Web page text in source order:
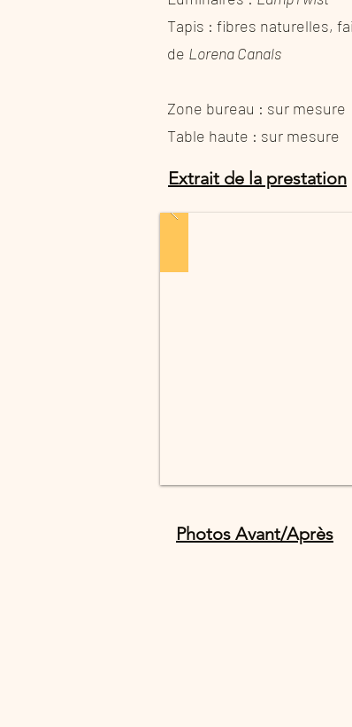
Tapis : fibres naturelles,
de Lorena Canals
Zone bureau : sur mesure
Table haute : sur mesure
Extrait de la prestation
Photos Avant/Après